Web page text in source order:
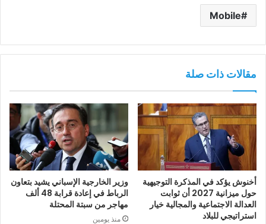
Mobile
مقالات ذات صلة
أخنوش يؤكد في المذكرة التوجيهية
حول ميزانية 2027 أن ثوابت
العدالة الاجتماعية والمجالية خيار
استراتيجي للبلاد
وزير الخارجية الإسباني يشيد بتعاون
الرباط في إعادة قرابة 48 ألف
مهاجر من سبتة المحتلة
منذ يومين